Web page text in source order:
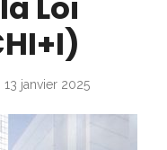
janvier 2025